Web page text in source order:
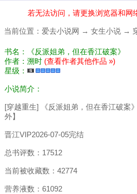
若无法访问，请更换浏览器和网
当前位置： 爱去小说网 → 女生小说 →
书名：《反派姐弟，但在香江破案》
作者：溯时 (查看作者其他作品 »)
星级：
小说简介：
[穿越重生] 《反派姐弟，但在香江破案
外】
晋江VIP2026-07-05完结
总书评数：17512
当前被收藏数：42774
营养液数：61092